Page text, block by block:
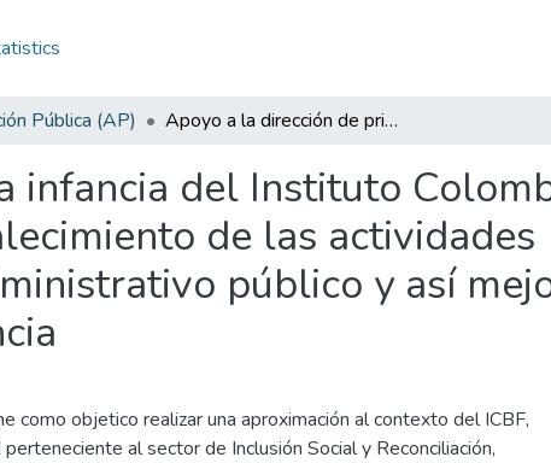
Pública (AP) Apoyo a la dirección de primera infancia del Instituto Colombiano de Bienestar Familiar para el fortalecimiento de las actividades relacionadas con el proceso administrativo público y así mejorar la gobernabilidad de la dependencia
infancia del Instituto
de las actividades
público y así
como objetico realizar una aproximación al contexto del ICBF,
al sector de Inclusión Social y Reconciliación,